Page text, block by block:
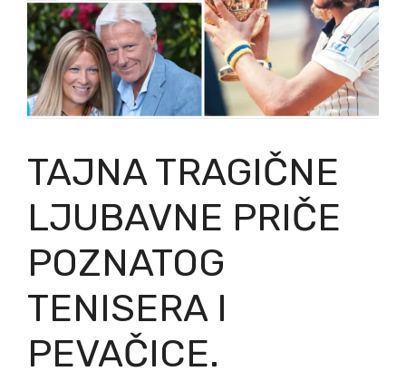
TAJNA TRAGIČNE
LJUBAVNE PRIČE
POZNATOG
TENISERA I
PEVAČICE.